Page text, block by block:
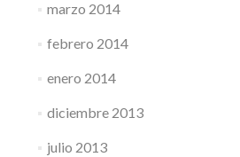
marzo 2014
febrero 2014
enero 2014
diciembre 2013
julio 2013